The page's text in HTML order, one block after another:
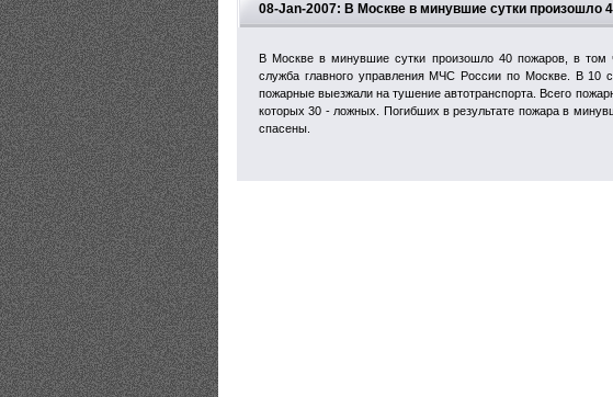
08-Jan-2007: В Москве в минувшие сутки произошло
В Москве в минувшие сутки произошло 40 пожаров, в
служба главного управления МЧС России по Москве. В 10
пожарные выезжали на тушение автотранспорта. Всего
которых 30 - ложных. Погибших в результате пожара в
спасены.